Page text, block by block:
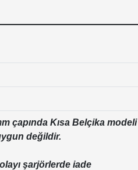
çapında Kısa Belçika modeli
değildir.
şarjörlerde iade